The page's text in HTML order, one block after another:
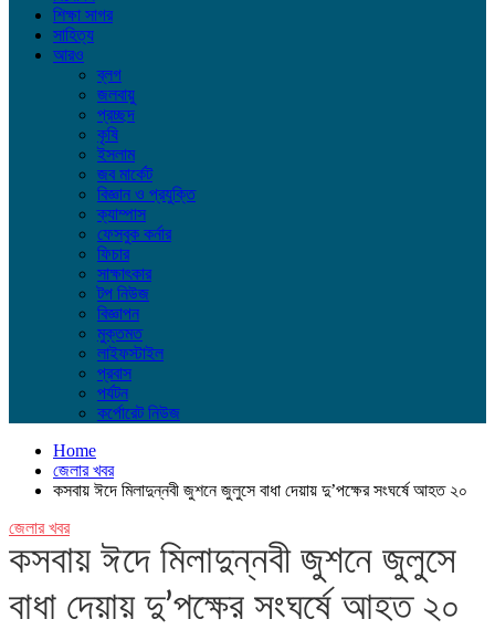
শিক্ষা সাগর
সাহিত্য
আরও
ব্লগ
জলবায়ু
প্রচ্ছদ
কৃষি
ইসলাম
জব মার্কেট
বিজ্ঞান ও প্রযুক্তি
ক্যাম্পাস
ফেসবুক কর্নার
ফিচার
সাক্ষাৎকার
টপ নিউজ
বিজ্ঞাপন
মুক্তমত
লাইফস্টাইল
প্রবাস
পর্যটন
কর্পোরেট নিউজ
Home
জেলার খবর
কসবায় ঈদে মিলাদুন্নবী জুশনে জুলুসে বাধা দেয়ায় দু’পক্ষের সংঘর্ষে আহত ২০
জেলার খবর
কসবায় ঈদে মিলাদুন্নবী জুশনে জুলুসে
বাধা দেয়ায় দু’পক্ষের সংঘর্ষে আহত ২০